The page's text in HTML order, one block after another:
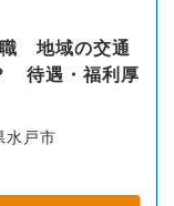
地域の交通
待遇・福利厚
水戸市